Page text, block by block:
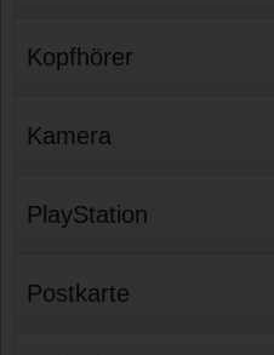
Kopfhörer
Kamera
PlayStation
Postkarte